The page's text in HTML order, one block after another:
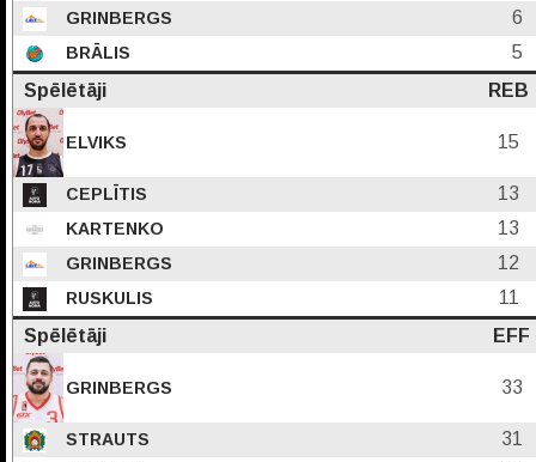
GRINBERGS 6
BRĀLIS
5
Spēlētāji
REB
ELVIKS 15
CEPLĪTIS 13
KARTENKO 13
GRINBERGS 12
RUSKULIS
11
Spēlētāji
EFF
GRINBERGS 33
STRAUTS 31